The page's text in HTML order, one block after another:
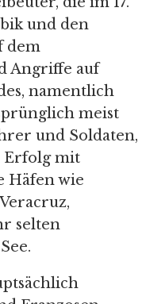
und den
dem
Angriffe auf
namentlich
meist
und Soldaten,
Erfolg mit
Häfen wie
selten